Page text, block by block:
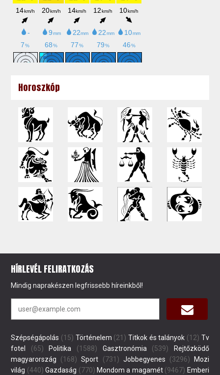
Horoszkóp
HÍRLEVÉL FELIRATKOZÁS
Mindig naprakészen legfrissebb híreinkből!
Szépségápolás (15) Történelem (21) Titkok és talányok (12) Tv
fotel
(65) Politika (1588) Gasztronómia(539)
Rejtőzködő
magyarország (168) Sport (731) Jobbegyenes (3296)
Mozi
világ (440) Gazdaság (770) Mondom a magamét(9467) Emberi